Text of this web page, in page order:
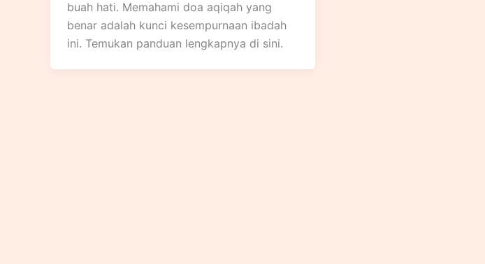
buah hati. Memahami doa aqiqah yang
benar adalah kunci kesempurnaan ibadah
ini. Temukan panduan lengkapnya di sini.